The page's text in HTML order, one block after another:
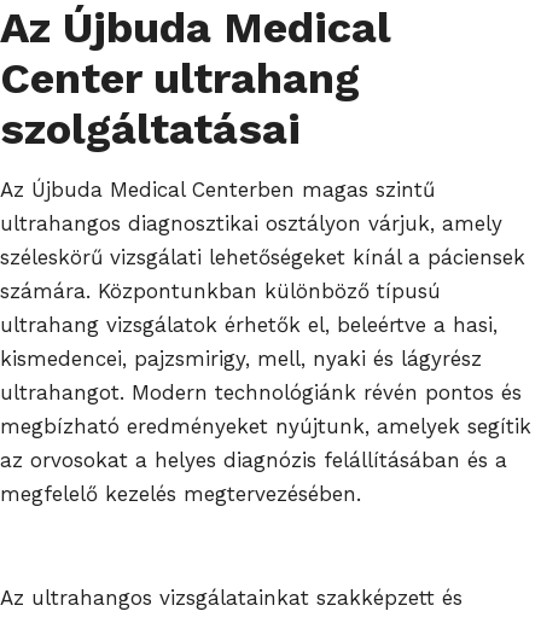
Az Újbuda Medical
Center ultrahang
szolgáltatásai
Az Újbuda Medical Centerben magas szintű
ultrahangos diagnosztikai osztályon várjuk, amely
széleskörű vizsgálati lehetőségeket kínál a páciensek
számára. Központunkban különböző típusú
ultrahang vizsgálatok érhetők el, beleértve a hasi,
kismedencei, pajzsmirigy, mell, nyaki és lágyrész
ultrahangot. Modern technológiánk révén pontos és
megbízható eredményeket nyújtunk, amelyek segítik
az orvosokat a helyes diagnózis felállításában és a
megfelelő kezelés megtervezésében.
Az ultrahangos vizsgálatainkat szakképzett és